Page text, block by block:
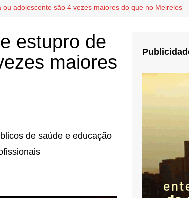
adolescente são 4 vezes maiores do que no Meireles
estupro de
maiores
de saúde e educação